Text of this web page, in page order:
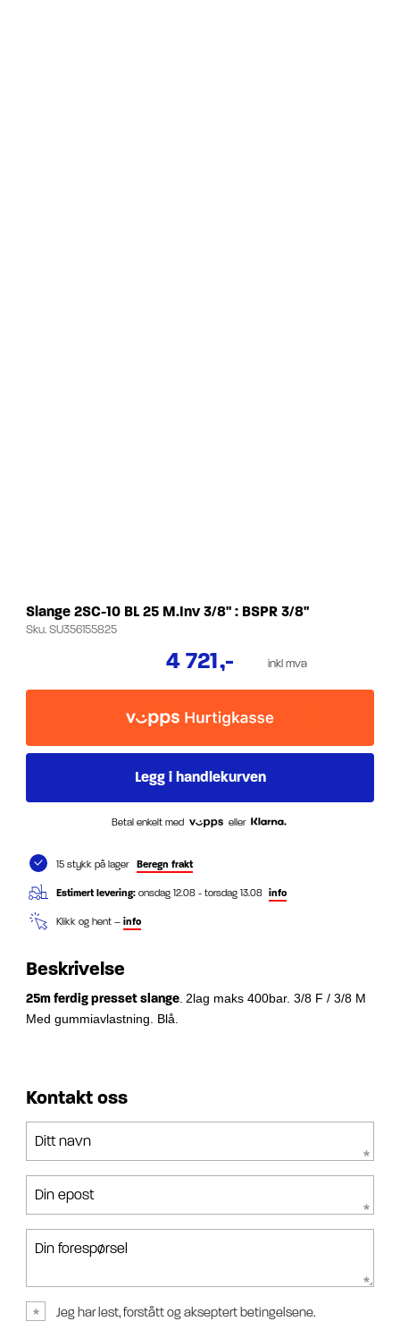
Slange 2SC-10 BL 25 M.Inv 3/8" : BSPR 3/8"
Sku.SU356155825
4 721,- inkl mva
Betal enkelt med eller
15 stykk på lager Beregn frakt
Estimert levering: onsdag 12.08 - torsdag 13.08 info
Klikk og hent – info
Beskrivelse
25m ferdig presset slange 2lag maks 400bar. 3/8 F / 3/8 M
Med gummiavlastning. Blå.
Kontakt oss
Ditt navn
Din epost
Din forespørsel
Jeg har lest, forstått og akseptert betingelsene.